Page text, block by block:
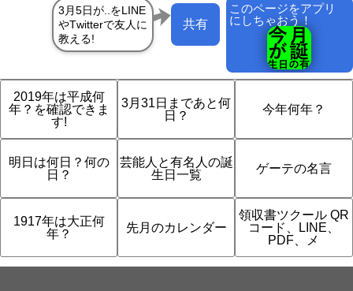
このページをアプリ
にしちゃおう！
共有
2019年は平成何
年？を確認できま
す!
3月31日まであと何
日？
今年何年？
明日は何日？何の
日？
芸能人と有名人の誕
生日一覧
ゲーテの名言
1917年は大正何
年？
先月のカレンダー
領収書ツクール QR
コード、LINE、
PDF、メ